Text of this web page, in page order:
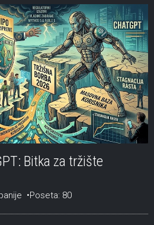
Bitka za tržište
Poseta: 80